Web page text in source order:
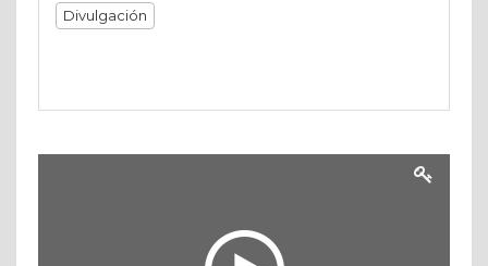
Divulgación